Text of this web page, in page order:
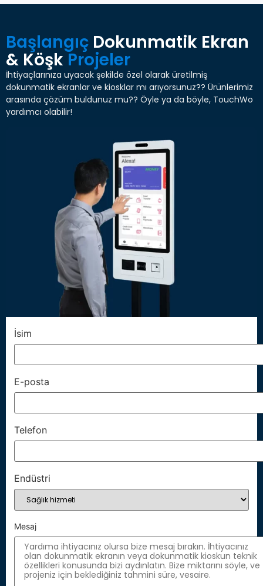
Başlangıç Dokunmatik Ekran
& KöşkProjeler
İhtiyaçlarınıza uyacak şekilde özel olarak üretilmiş
dokunmatik ekranlar ve kiosklar mı arıyorsunuz?? Ürünlerimiz
arasında çözüm buldunuz mu?? Öyle ya da böyle, TouchWo
yardımcı olabilir!
İsim
E-posta
Telefon
Endüstri
Mesaj